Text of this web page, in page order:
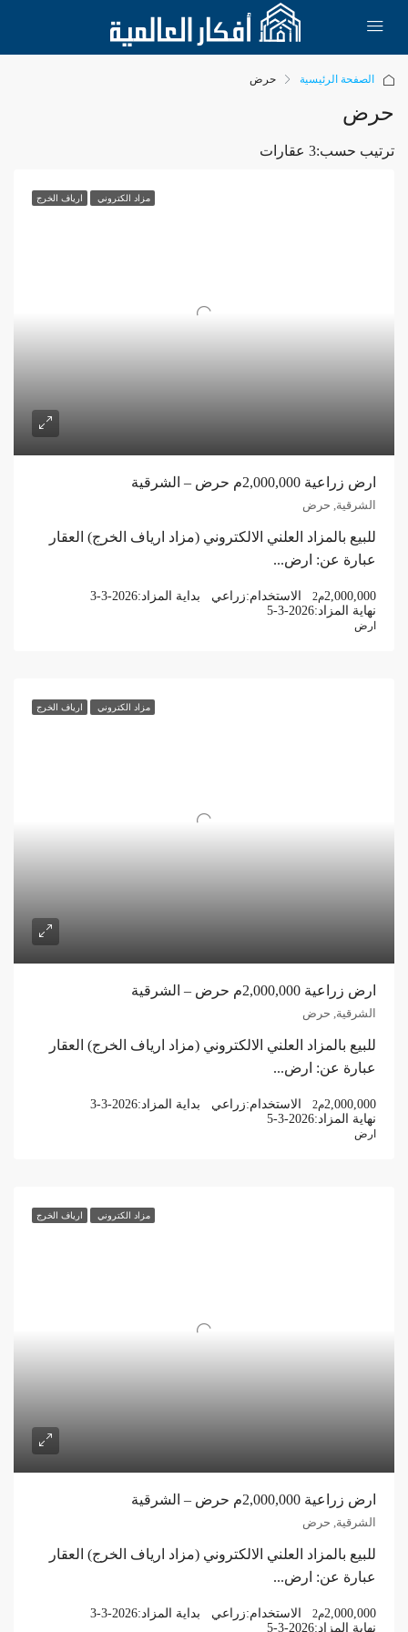
الصفحة الرئيسية حرض
حرض
3 عقاراتترتيب حسب:
مزاد الكتروني ارياف الخرج
ارض زراعية 2,000,000م حرض – الشرقية
الشرقية, حرض
للبيع بالمزاد العلني الالكتروني (مزاد ارياف الخرج) العقار
عبارة عن: ارض...
2,000,000م2 الاستخدام:زراعي بداية المزاد:3-3-2026
نهاية المزاد:5-3-2026
ارض
مزاد الكتروني ارياف الخرج
ارض زراعية 2,000,000م حرض – الشرقية
الشرقية, حرض
للبيع بالمزاد العلني الالكتروني (مزاد ارياف الخرج) العقار
عبارة عن: ارض...
2,000,000م2 الاستخدام:زراعي بداية المزاد:3-3-2026
نهاية المزاد:5-3-2026
ارض
مزاد الكتروني ارياف الخرج
ارض زراعية 2,000,000م حرض – الشرقية
الشرقية, حرض
للبيع بالمزاد العلني الالكتروني (مزاد ارياف الخرج) العقار
عبارة عن: ارض...
2,000,000م2 الاستخدام:زراعي بداية المزاد:3-3-2026
نهاية المزاد:5-3-2026